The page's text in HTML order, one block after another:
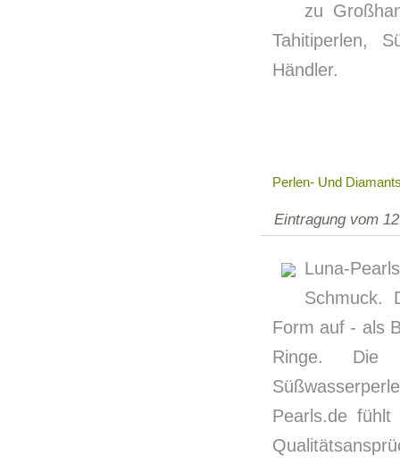
zu
Tahitiperlen,
Händler.
Perlen- Und
Eintragung vom
Luna-
Schmuck.
Form auf - als
Ringe. Die
Pearls.de